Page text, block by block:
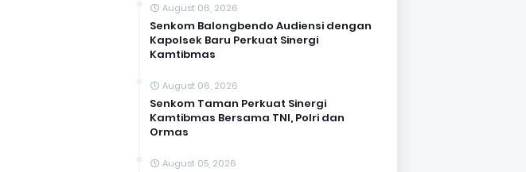
August 06, 2026
Senkom Balongbendo Audiensi dengan
Kapolsek Baru Perkuat Sinergi
Kamtibmas
August 06, 2026
Senkom Taman Perkuat Sinergi
Kamtibmas Bersama TNI, Polri dan
Ormas
August 05, 2026